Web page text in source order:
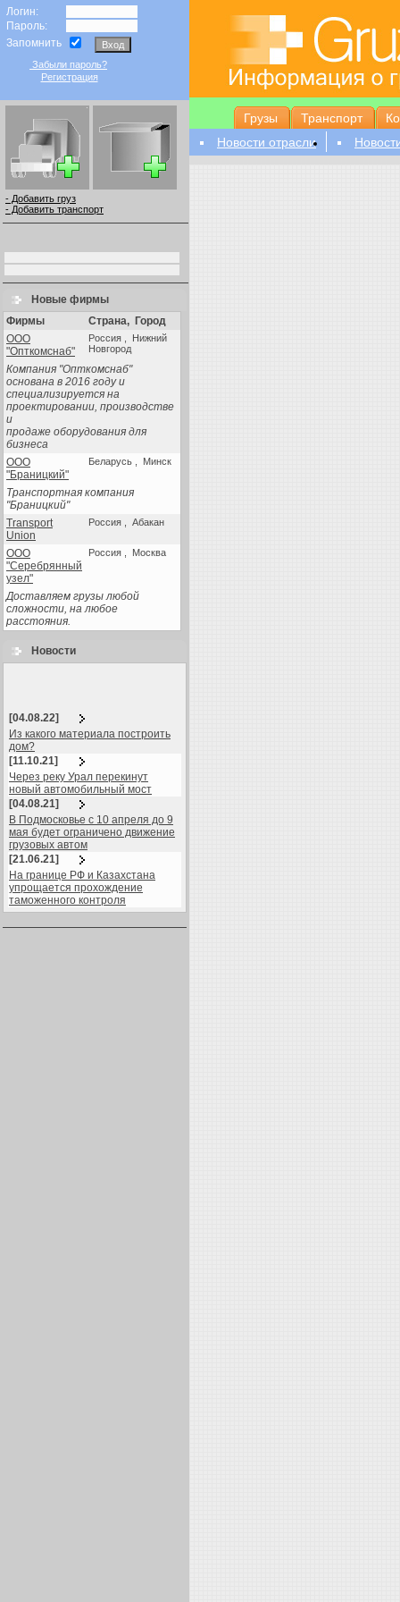
Логин:
Пароль:
Запомнить
Забыли пароль?
Регистрация
- Добавить груз
- Добавить транспорт
Новые фирмы
Фирмы
Страна, Город
ООО
"Опткомснаб"
Россия , Нижний
Новгород
Компания "Опткомснаб"
основана в 2016 году и
специализируется на
проектировании, производстве
и
продаже оборудования для
бизнеса
ООО
"Браницкий"
Беларусь , Минск
Транспортная компания
"Браницкий"
Transport
Union
Россия , Абакан
ООО
"Серебрянный
узел"
Россия , Москва
Доставляем грузы любой
сложности, на любое
расстояния.
Новости
[04.08.22]
Из какого материала построить
дом?
[11.10.21]
Через реку Урал перекинут
новый автомобильный мост
[04.08.21]
В Подмосковье с 10 апреля до 9
мая будет ограничено движение
грузовых автом
[21.06.21]
На границе РФ и Казахстана
упрощается прохождение
таможенного контроля
Грузы Транспорт
Новости отрасли